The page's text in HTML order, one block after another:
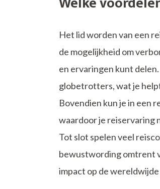
Het lid worden van een
de mogelijkheid om
en ervaringen kunt
globetrotters, wat je
Bovendien kun je in een
waardoor je reiservaring
Tot slot spelen veel
bewustwording omtrent
impact op de